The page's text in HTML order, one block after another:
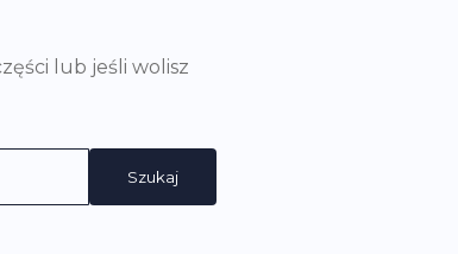
lub jeśli wolisz
Szukaj